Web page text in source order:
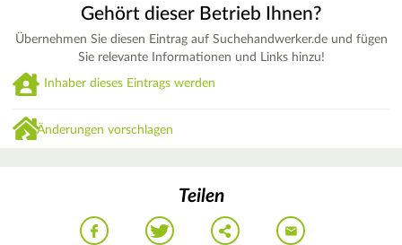
Gehört dieser Betrieb Ihnen?
Übernehmen Sie diesen Eintrag auf Suchehandwerker.de und fügen
Sie relevante Informationen und Links hinzu!
Inhaber dieses Eintrags werden
Änderungen vorschlagen
Teilen